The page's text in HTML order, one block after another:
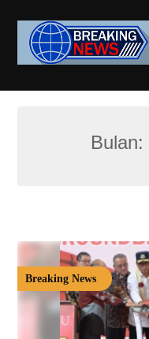
content
Bulan:
Breaking News